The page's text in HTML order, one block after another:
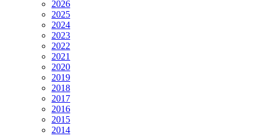
2026
2025
2024
2023
2022
2021
2020
2019
2018
2017
2016
2015
2014